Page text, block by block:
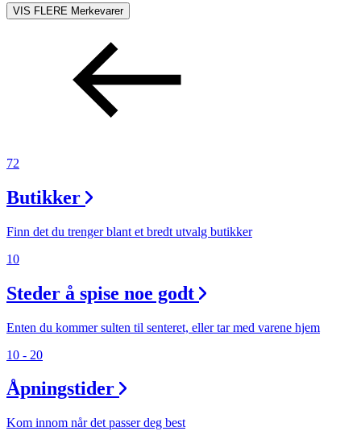
VIS FLERE Merkevarer
72
Butikker
Finn det du trenger blant et bredt utvalg butikker
10
Steder å spise noe godt
Enten du kommer sulten til senteret, eller tar med varene hjem
10 - 20
Åpningstider
Kom innom når det passer deg best